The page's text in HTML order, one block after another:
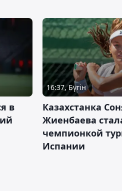
в
16:37, Бүгін
Казахстанка
Жиенбаева
чемпионкой
Испании